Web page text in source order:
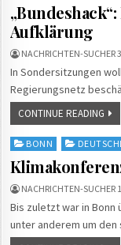
Aufklärung
NACHRICHTEN-SUCHER 3
In Sondersitzungen
Regierungsnetz
CONTINUE READING
Posted
in
BONN
NACHRICHTEN-SUCHER 1
Bis zuletzt war in Bonn
unter anderem um